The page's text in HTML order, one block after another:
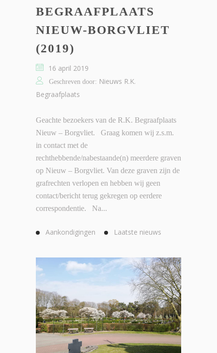
BEGRAAFPLAATS
NIEUW-BORGVLIET
(2019)
16 april 2019
Geschreven door: Nieuws R.K.
Begraafplaats
Geachte bezoekers van de R.K. Begraafplaats
Nieuw – Borgvliet. Graag komen wij z.s.m.
in contact met de
rechthebbende/nabestaande(n) meerdere graven
op Nieuw – Borgvliet. Van deze graven zijn de
grafrechten verlopen en hebben wij geen
contact/bericht terug gekregen op eerdere
correspondentie. Na...
Aankondigingen Laatste nieuws